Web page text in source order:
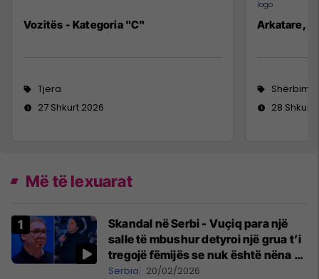
Vozitës - Kategoria "C"
Tjera
27 Shkurt 2026
Arkatare,
28 Shkurt
Më të lexuarat
Skandal në Serbi - Vuçiq para një
salle të mbushur detyroi një grua t’i
tregojë fëmijës se nuk është nëna e
tij
Serbia 20/02/2026